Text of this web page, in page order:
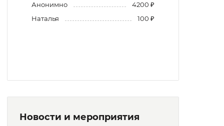
Анонимно
4200 ₽
Наталья
100 ₽
Новости и мероприятия